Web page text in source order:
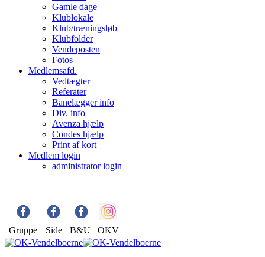
Gamle dage
Klublokale
Klub/træningsløb
Klubfolder
Vendeposten
Fotos
Medlemsafd.
Vedtægter
Referater
Banelægger info
Div. info
Avenza hjælp
Condes hjælp
Print af kort
Medlem login
administrator login
Gruppe Side B&U OKV